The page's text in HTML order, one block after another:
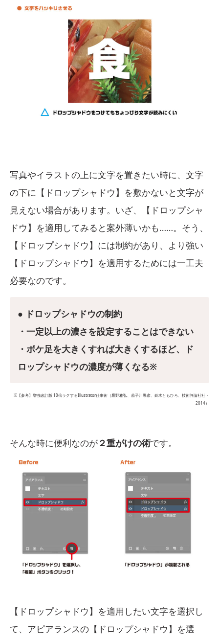
写真やイラストの上に文字を置きたい時に、文字
の下に【ドロップシャドウ】を敷かないと文字が
見えない場合があります。いざ、【ドロップシャ
ドウ】を適用してみると案外薄いかも……。そう、
【ドロップシャドウ】には制約があり、より強い
【ドロップシャドウ】を適用するためには一工夫
必要なのです。
● ドロップシャドウの制約
・一定以上の濃さを設定することはできない
・ボケ足を大きくすれば大きくするほど、ド
ロップシャドウの濃度が薄くなる※
※【参考】増強改訂版 10倍ラクするIllustrator仕事術（鷹野雅弘、茄子川導彦、鈴木ともひろ、技術評論社社・
2014）
そんな時に便利なのが２重がけの術です。
【ドロップシャドウ】を適用したい文字を選択し
て、アピアランスの【ドロップシャドウ】を選